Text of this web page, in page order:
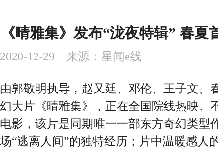
《晴雅集》发布“泷夜特辑” 春
2020-12-29 来源：星闻e线
由郭敬明执导，赵又廷、邓伦、王子文、
幻大片《晴雅集》，正在全国院线热映。
电影，该片是同期唯一一部东方奇幻类型
场“逃离人间”的独特经历；片中温暖感人